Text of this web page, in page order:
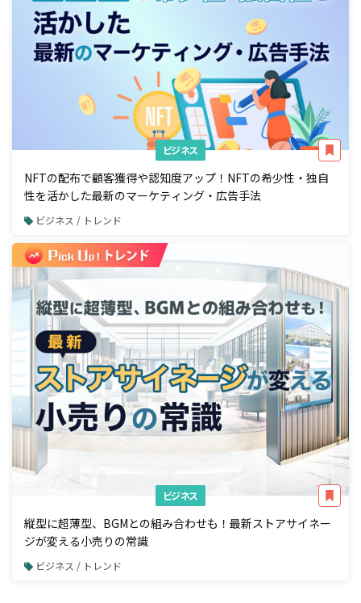
ビジネス
NFTの配布で顧客獲得や認知度アップ！NFTの希少性・独自
性を活かした最新のマーケティング・広告手法
ビジネス / トレンド
ビジネス
縦型に超薄型、BGMとの組み合わせも！最新ストアサイネー
ジが変える小売りの常識
ビジネス / トレンド